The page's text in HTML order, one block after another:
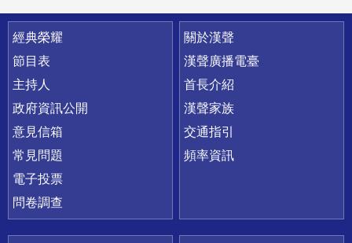
快速連結
經典榮耀
節目表
主持人
政府資訊公開
意見信箱
常見問題
電子投票
問卷調查
關於漢聲
漢聲廣播電臺
首長介紹
漢聲家族
交通指引
頻率資訊